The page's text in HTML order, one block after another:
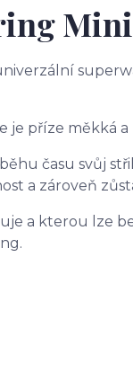
příze měkká a
času svůj
a zároveň
a kterou lze